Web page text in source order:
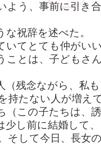
よう、事前に引き
祝辞を述べた。
いてとても仲がい
ことは、子どもさ
残念ながら、私
持たない人が増え
（この子たちは、
少し前に結婚して
そして今日、長女